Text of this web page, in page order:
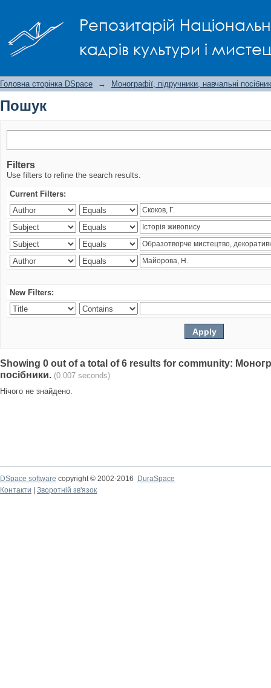
Репозитарій
кадрів культури і
Головна сторінка DSpace → Монографії, підручники, навчальні
Пошук
Filters
Use filters to refine the search results.
Current Filters:
New Filters:
Showing 0 out of a total of 6 results for community:
посібники. (0.007 seconds)
Нічого не знайдено.
DSpace software copyright © 2002-2016
DuraSpace
Контакти
Зворотній зв'язок